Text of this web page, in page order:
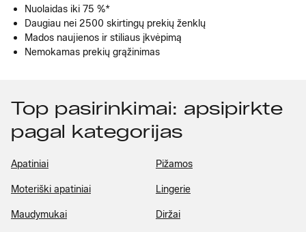
Nuolaidas iki 75 %*
Daugiau nei 2500 skirtingų prekių ženklų
Mados naujienos ir stiliaus įkvėpimą
Nemokamas prekių grąžinimas
Top pasirinkimai: apsipirkte
pagal kategorijas
Apatiniai Pižamos
Moteriški apatiniai Lingerie
Maudymukai Diržai